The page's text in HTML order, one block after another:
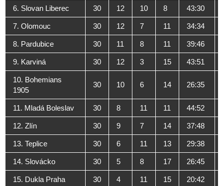
6. Slovan Liberec 30 12 10 8 43:30
7. Olomouc 30 12 7 11 34:34
8. Pardubice 30 11 8 11 39:46
9. Karviná 30 12 3 15 43:51
10. Bohemians
1905
30 10 6 14 26:35
11. Mladá Boleslav 30 8 11 11 44:52
12. Zlín 30 9 7 14 37:48
13. Teplice 30 6 11 13 29:38
14. Slovácko 30 5 8 17 26:45
15. Dukla Praha 30 4 11 15 20:42